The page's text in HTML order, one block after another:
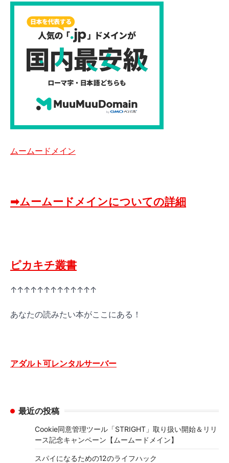
ムームードメイン
➡ムームードメインについての詳細
ピカキチ叢書
↑↑↑↑↑↑↑↑↑↑↑↑↑
あなたの読みたい本がここにある！
アダルト可レンタルサーバー
最近の投稿
Cookie同意管理ツール「STRIGHT」取り扱い開始＆リリ
ース記念キャンペーン【ムームードメイン】
スパイになるための12のライフハック